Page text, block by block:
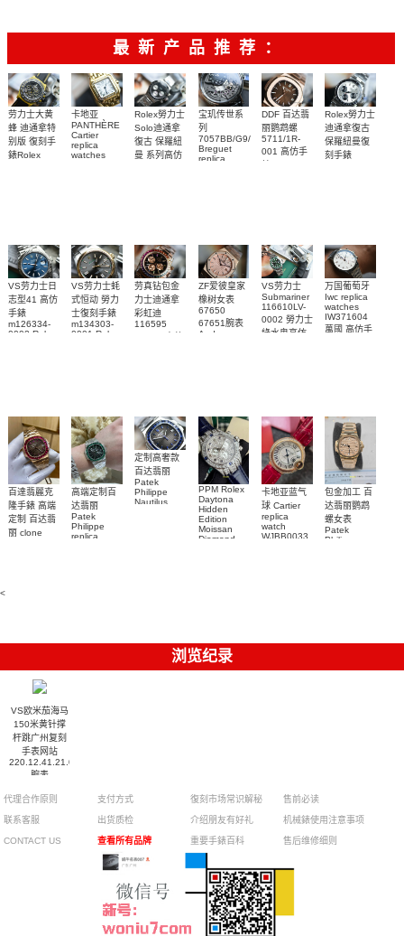
最新产品推荐：
劳力士大黄
蜂 迪通拿特
别版 復刻手
錶Rolex
卡地亚
PANTHÈRE
Cartier
replica
watches
Rolex勞力士
Solo迪通拿
復古 保羅紐
曼 系列高仿
宝玑传世系
列
7057BB/G9/9W6
Breguet
replica
DDF 百达翡
丽鹦鹉螺
5711/1R-
001 高仿手
Rolex勞力士
迪通拿復古
保羅紐曼復
刻手錶
VS劳力士日
志型41 高仿
手錶
m126334-
0002 Rolex
VS劳力士蚝
式恒动 勞力
士復刻手錶
m134303-
0001 Rolex
劳真钻包金
力士迪通拿
彩虹迪
116595
ZF爱彼皇家
橡树女表
67650
67651腕表
Audemars
VS劳力士
Submariner
116610LV-
0002 勞力士
綠水鬼高仿
万国葡萄牙
Iwc replica
watches
IW371604
萬國 高仿手
百達翡麗克
隆手錶 高端
定制 百达翡
丽 clone
高端定制百
达翡丽
Patek
Philippe
replica
定制高奢款
百达翡丽
Patek
Philippe
Nautilus
PPM Rolex
Daytona
Hidden
Edition
Moissan
Diamond
卡地亚蓝气
球 Cartier
replica
watch
WJBB0033
包金加工 百
达翡丽鹦鹉
螺女表
Patek
Philippe
<
浏览纪录
VS欧米茄海马
150米黄针撑
杆跳广州复刻
手表网站
220.12.41.21.03.009
腕表
代理合作原则
联系客服
CONTACT US
支付方式
出货质检
查看所有品牌
復刻市场常识解秘
介绍朋友有好礼
重要手錶百科
售前必读
机械錶使用注意事项
售后维修细则